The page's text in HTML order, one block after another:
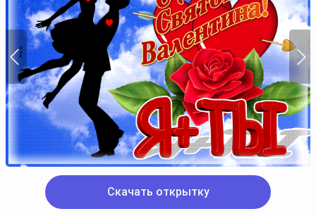
Скачать открытку